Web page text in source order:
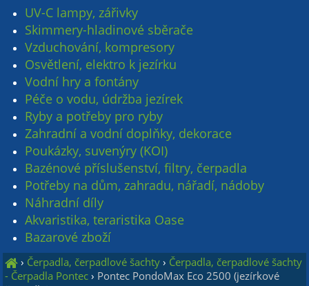
UV-C lampy, zářivky
Skimmery-hladinové sběrače
Vzduchování, kompresory
Osvětlení, elektro k jezírku
Vodní hry a fontány
Péče o vodu, údržba jezírek
Ryby a potřeby pro ryby
Zahradní a vodní doplňky, dekorace
Poukázky, suvenýry (KOI)
Bazénové příslušenství, filtry, čerpadla
Potřeby na dům, zahradu, nářadí, nádoby
Náhradní díly
Akvaristika, teraristika Oase
Bazarové zboží
› Čerpadla, čerpadlové šachty › Čerpadla, čerpadlové šachty
- Čerpadla Pontec › Pontec PondoMax Eco 2500 (jezírkové